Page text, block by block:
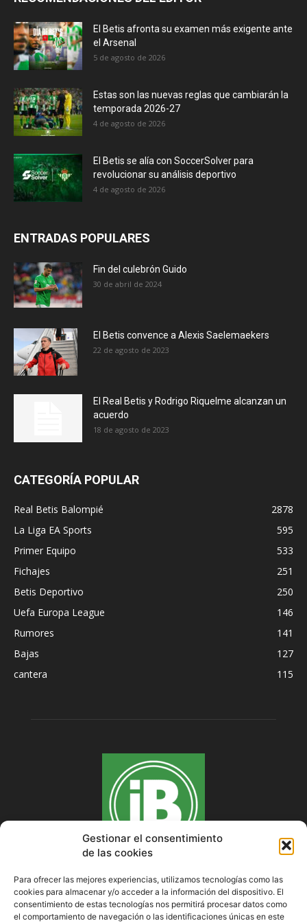
Gestionar el consentimiento
de las cookies
Para ofrecer las mejores experiencias, utilizamos tecnologías como las
cookies para almacenar y/o acceder a la información del dispositivo. El
consentimiento de estas tecnologías nos permitirá procesar datos como
el comportamiento de navegación o las identificaciones únicas en este
El Betis afronta su examen más exigente ante
el Arsenal
5 de agosto de 2026
Estas son las nuevas reglas que cambiarán la
temporada 2026-27
4 de agosto de 2026
El Betis se alía con SoccerSolver para
revolucionar su análisis deportivo
4 de agosto de 2026
ENTRADAS POPULARES
Fin del culebrón Guido
30 de abril de 2024
El Betis convence a Alexis Saelemaekers
22 de agosto de 2023
El Real Betis y Rodrigo Riquelme alcanzan un
acuerdo
18 de agosto de 2023
CATEGORÍA POPULAR
Real Betis Balompié
2878
La Liga EA Sports
595
Primer Equipo
533
Fichajes
251
Betis Deportivo
250
Uefa Europa League
146
Rumores
141
Bajas
127
cantera
115
SOBRE NOSOTROS